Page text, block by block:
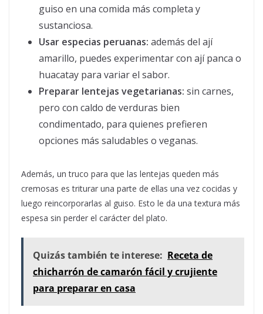
guiso en una comida más completa y
sustanciosa.
Usar especias peruanas: además del ají
amarillo, puedes experimentar con ají panca o
huacatay para variar el sabor.
Preparar lentejas vegetarianas: sin carnes,
pero con caldo de verduras bien
condimentado, para quienes prefieren
opciones más saludables o veganas.
Además, un truco para que las lentejas queden más
cremosas es triturar una parte de ellas una vez cocidas y
luego reincorporarlas al guiso. Esto le da una textura más
espesa sin perder el carácter del plato.
Quizás también te interese: Receta de
chicharrón de camarón fácil y crujiente
para preparar en casa